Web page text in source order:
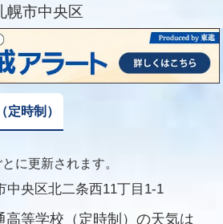
幌市中央区
定時制）
に更新されます。
中央区北二条西11丁目1-1
高等学校（定時制）の天気は